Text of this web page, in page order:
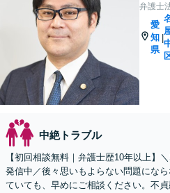
弁護士
愛
知
県
|
中絶トラブル
【初回相談無料｜弁護士歴10年以上】
発信中／後々思いもよらない問題にな
ていても、早めにご相談ください。不